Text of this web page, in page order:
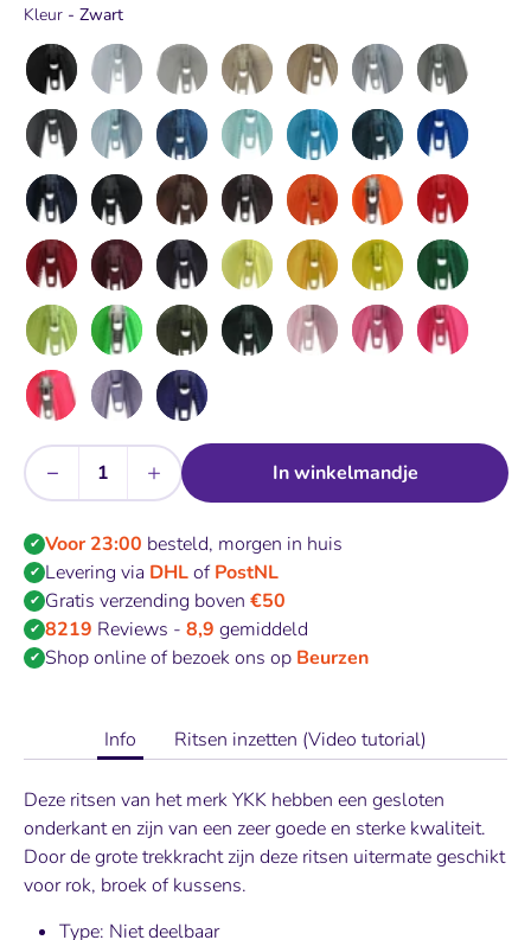
Kleur - ZwartKleur
Aantal
− + In winkelmandje
✔ Voor 23:00 besteld, morgen in huis
✔ Levering via DHLofPostNL
✔ Gratis verzending boven €50
✔ 8219 Reviews - 8,9 gemiddeld
✔ Shop online of bezoek ons op Beurzen
Info Ritsen inzetten (Video tutorial)
Deze ritsen van het merk YKK hebben een gesloten
onderkant en zijn van een zeer goede en sterke kwaliteit.
Door de grote trekkracht zijn deze ritsen uitermate geschikt
voor rok, broek of kussens.
Type: Niet deelbaar